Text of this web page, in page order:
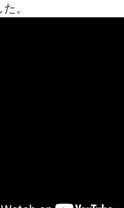
。